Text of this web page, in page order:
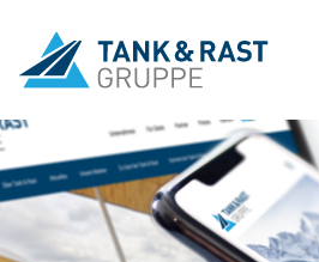
International